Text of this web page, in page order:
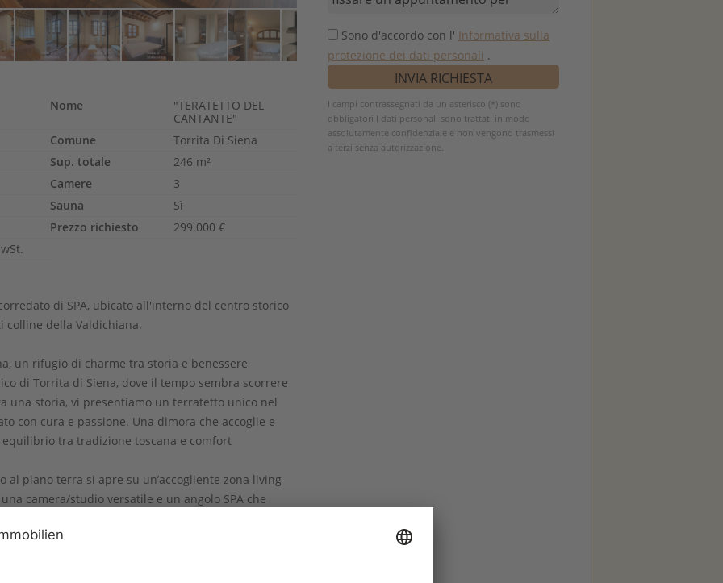
Nome
"TERATETTO DEL
CANTANTE"
Comune
Torrita Di Siena
Sup. totale
246 m²
Camere
3
Sauna
Sì
Prezzo richiesto
299.000 €
di SPA, ubicato all'interno del centro storico
colline della Valdichiana.
un rifugio di charme tra storia e benessere
di Torrita di Siena, dove il tempo sembra scorrere
una storia, vi presentiamo un terratetto unico nel
con cura e passione. Una dimora che accoglie e
tra tradizione toscana e comfort
al piano terra si apre su un’accogliente zona living
camera/studio versatile e un angolo SPA che
Sono d'accordo con l' Informativa sulla
protezione dei dati personali .
I campi contrassegnati da un asterisco (*) sono
obbligatori I dati personali sono trattati in modo
assolutamente confidenziale e non vengono trasmessi
a terzi senza autorizzazione.